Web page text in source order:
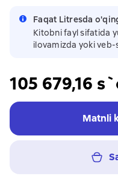
Faqat Litresda
Kitobni fayl sifatida
ilovamizda yoki
105 679,16
Matnli